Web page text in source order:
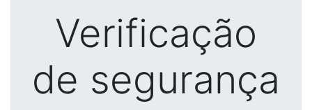
Verificação
de segurança